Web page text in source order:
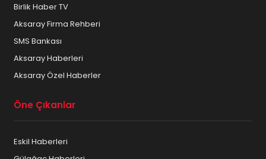
Birlik Haber TV
Aksaray Firma Rehberi
SMS Bankası
Aksaray Haberleri
Aksaray Özel Haberler
Öne Çıkanlar
Eskil Haberleri